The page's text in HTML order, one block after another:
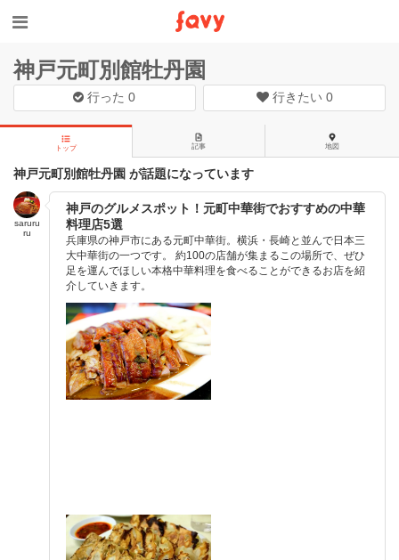
神戸元町別館牡丹園
行った0 行きたい 0
トップ 記事 地図
神戸元町別館牡丹園 が話題になっています
saruru
ru
神戸のグルメスポット！元町中華街でおすすめの中華
料理店5選
兵庫県の神戸市にある元町中華街。横浜・長崎と並んで日本三
大中華街の一つです。 約100の店舗が集まるこの場所で、ぜひ
足を運んでほしい本格中華料理を食べることができるお店を紹
介していきます。